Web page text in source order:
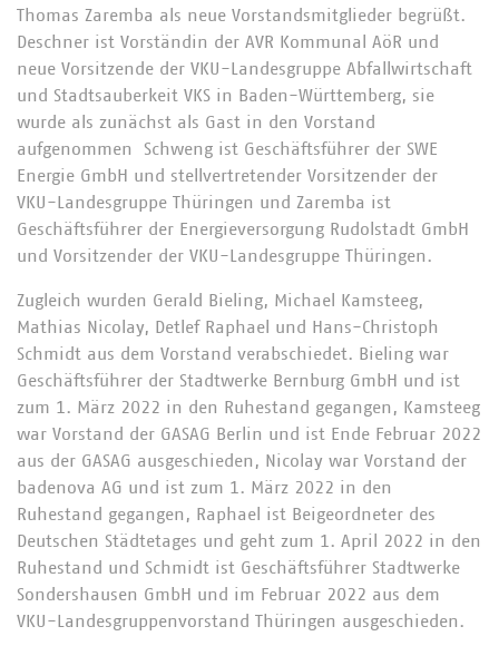
Thomas Zaremba als neue Vorstandsmitglieder begrüßt.
Deschner ist Vorständin der AVR Kommunal AöR und
neue Vorsitzende der VKU-Landesgruppe Abfallwirtschaft
und Stadtsauberkeit VKS in Baden-Württemberg, sie
wurde als zunächst als Gast in den Vorstand
aufgenommen Schweng ist Geschäftsführer der SWE
Energie GmbH und stellvertretender Vorsitzender der
VKU-Landesgruppe Thüringen und Zaremba ist
Geschäftsführer der Energieversorgung Rudolstadt GmbH
und Vorsitzender der VKU-Landesgruppe Thüringen.
Zugleich wurden Gerald Bieling, Michael Kamsteeg,
Mathias Nicolay, Detlef Raphael und Hans-Christoph
Schmidt aus dem Vorstand verabschiedet. Bieling war
Geschäftsführer der Stadtwerke Bernburg GmbH und ist
zum 1. März 2022 in den Ruhestand gegangen, Kamsteeg
war Vorstand der GASAG Berlin und ist Ende Februar 2022
aus der GASAG ausgeschieden, Nicolay war Vorstand der
badenova AG und ist zum 1. März 2022 in den
Ruhestand gegangen, Raphael ist Beigeordneter des
Deutschen Städtetages und geht zum 1. April 2022 in den
Ruhestand und Schmidt ist Geschäftsführer Stadtwerke
Sondershausen GmbH und im Februar 2022 aus dem
VKU-Landesgruppenvorstand Thüringen ausgeschieden.